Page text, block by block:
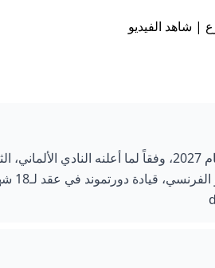
| شاهد الفيديو
مدّد بوروسيا دورتموند عقد مدربه الكرواتي نيكو كوفاتش لموسم إضافي حتى عام 2027، وفقاً لما
كوفاتش، الذي